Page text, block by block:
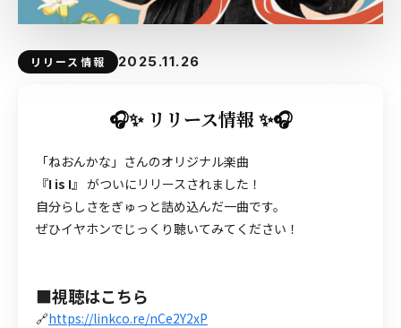
リリース情報 2025.11.26
🎧✨ リリース情報 ✨🎧
「ねおんかな」さんのオリジナル楽曲
『I is I』 がついにリリースされました！
自分らしさをぎゅっと詰め込んだ一曲です。
ぜひイヤホンでじっくり聴いてみてください！
■視聴はこちら
🔗https://linkco.re/nCe2Y2xP